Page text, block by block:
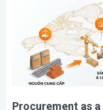
Procurement as a